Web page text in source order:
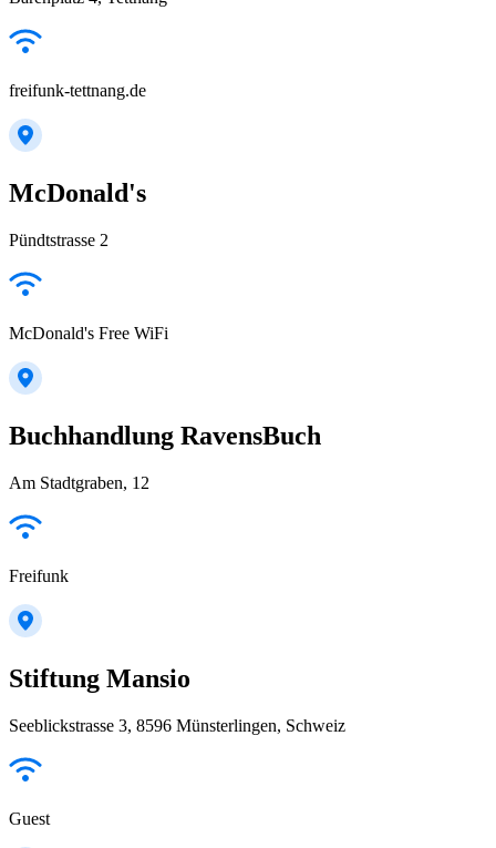
freifunk-tettnang.de
McDonald's
Pündtstrasse 2
McDonald's Free WiFi
Buchhandlung RavensBuch
Am Stadtgraben, 12
Freifunk
Stiftung Mansio
Seeblickstrasse 3, 8596 Münsterlingen, Schweiz
Guest